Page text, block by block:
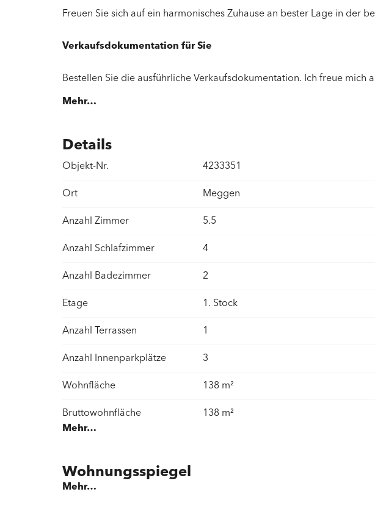
Freuen Sie sich auf ein harmonisches Zuhause an bester Lage in der
Verkaufsdokumentation für Sie
Bestellen Sie die ausführliche Verkaufsdokumentation. Ich freue mich
Mehr…
Details
Objekt-Nr. 4233351
Ort Meggen
Anzahl Zimmer 5.5
Anzahl Schlafzimmer 4
Anzahl Badezimmer 2
Etage 1. Stock
Anzahl Terrassen 1
Anzahl Innenparkplätze 3
Wohnfläche 138 m²
Bruttowohnfläche 138 m²
Terrassen / Gartensitzplatz
Fläche
Mehr…
Wohnungsspiegel
Mehr…